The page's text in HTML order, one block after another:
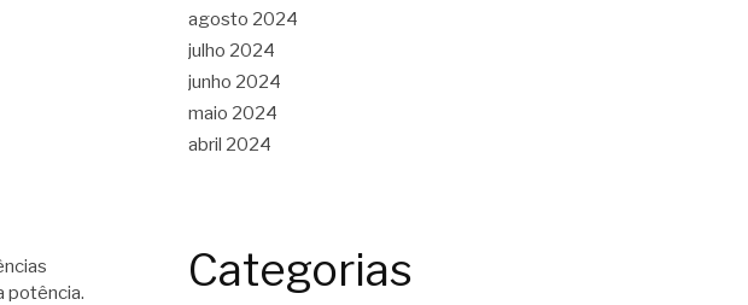
potência.
agosto 2024
julho 2024
junho 2024
maio 2024
abril 2024
Categorias